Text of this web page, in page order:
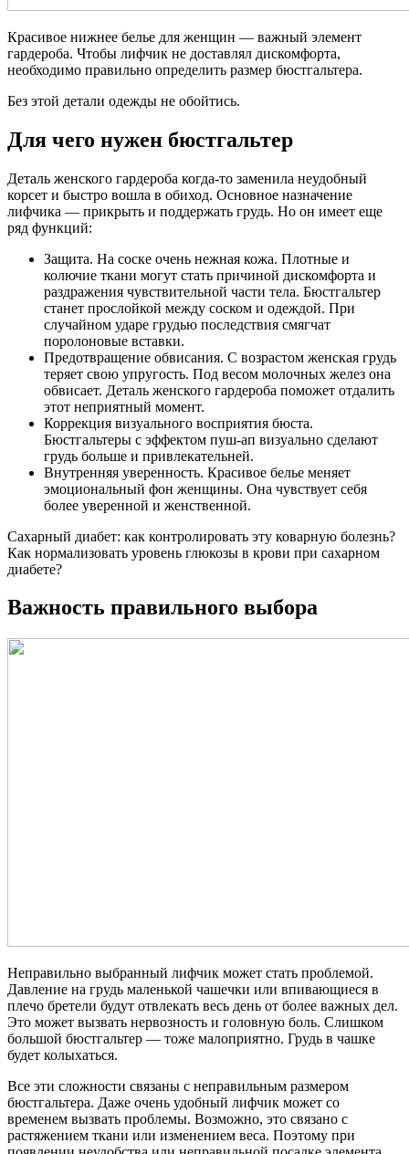
Красивое нижнее белье для женщин — важный элемент
гардероба. Чтобы лифчик не доставлял дискомфорта,
необходимо правильно определить размер бюстгальтера.
Без этой детали одежды не обойтись.
Для чего нужен бюстгальтер
Деталь женского гардероба когда-то заменила неудобный
корсет и быстро вошла в обиход. Основное назначение
лифчика — прикрыть и поддержать грудь. Но он имеет еще
ряд функций:
Защита. На соске очень нежная кожа. Плотные и
колючие ткани могут стать причиной дискомфорта и
раздражения чувствительной части тела. Бюстгальтер
станет прослойкой между соском и одеждой. При
случайном ударе грудью последствия смягчат
поролоновые вставки.
Предотвращение обвисания. С возрастом женская грудь
теряет свою упругость. Под весом молочных желез она
обвисает. Деталь женского гардероба поможет отдалить
этот неприятный момент.
Коррекция визуального восприятия бюста.
Бюстгальтеры с эффектом пуш-ап визуально сделают
грудь больше и привлекательней.
Внутренняя уверенность. Красивое белье меняет
эмоциональный фон женщины. Она чувствует себя
более уверенной и женственной.
Сахарный диабет: как контролировать эту коварную болезнь?
Как нормализовать уровень глюкозы в крови при сахарном
диабете?
Важность правильного выбора
Неправильно выбранный лифчик может стать проблемой.
Давление на грудь маленькой чашечки или впивающиеся в
плечо бретели будут отвлекать весь день от более важных дел.
Это может вызвать нервозность и головную боль. Слишком
большой бюстгальтер — тоже малоприятно. Грудь в чашке
будет колыхаться.
Все эти сложности связаны с неправильным размером
бюстгальтера. Даже очень удобный лифчик может со
временем вызвать проблемы. Возможно, это связано с
растяжением ткани или изменением веса. Поэтому при